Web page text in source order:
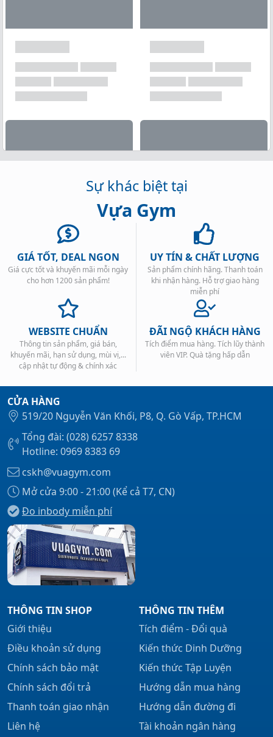
Xem tất cả →
Xem tất cả →
Sự khác biệt tại
Vựa Gym
GIÁ TỐT, DEAL NGON
Giá cực tốt và khuyến mãi mỗi ngày
cho hơn 1200 sản phẩm!
UY TÍN & CHẤT LƯỢNG
Sản phẩm chính hãng. Thanh toán
khi nhận hàng. Hỗ trợ giao hàng
miễn phí
WEBSITE CHUẨN
Thông tin sản phẩm, giá bán,
khuyến mãi, hạn sử dụng, mùi vị,...
cập nhật tự động & chính xác
ĐÃI NGỘ KHÁCH HÀNG
Tích điểm mua hàng. Tích lũy thành
viên VIP. Quà tặng hấp dẫn
CỬA HÀNG
519/20 Nguyễn Văn Khối, P8, Q. Gò Vấp, TP.HCM
Tổng đài: (028) 6257 8338
Hotline: 0969 8383 69
cskh@vuagym.com
Mở cửa 9:00 - 21:00 (Kể cả T7, CN)
Đo inbody miễn phí
THÔNG TIN SHOP
Giới thiệu
Điều khoản sử dụng
Chính sách bảo mật
Chính sách đổi trả
Thanh toán giao nhận
Liên hệ
THÔNG TIN THÊM
Tích điểm - Đổi quà
Kiến thức Dinh Dưỡng
Kiến thức Tập Luyện
Hướng dẫn mua hàng
Hướng dẫn đường đi
Tài khoản ngân hàng